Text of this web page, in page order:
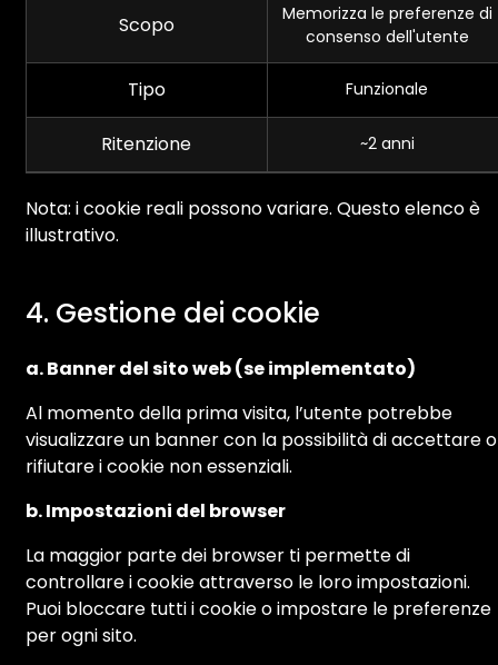
Scopo
Memorizza le preferenze di
consenso dell'utente
Tipo Funzionale
Ritenzione ~2 anni
Nota: i cookie reali possono variare. Questo elenco è
illustrativo.
4. Gestione dei cookie
a. Banner del sito web (se implementato)
Al momento della prima visita, l’utente potrebbe
visualizzare un banner con la possibilità di accettare o
rifiutare i cookie non essenziali.
b. Impostazioni del browser
La maggior parte dei browser ti permette di
controllare i cookie attraverso le loro impostazioni.
Puoi bloccare tutti i cookie o impostare le preferenze
per ogni sito.